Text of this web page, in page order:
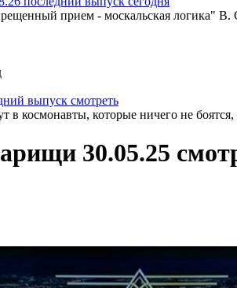
прием - москальская логика" В.
выпуск смотреть
в космонавты, которые ничего не
30.05.25